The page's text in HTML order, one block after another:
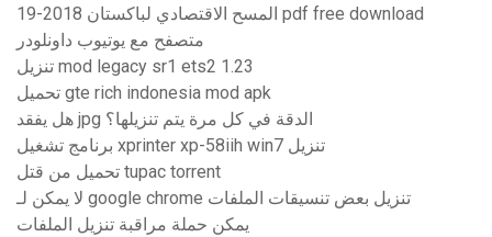
المسح الاقتصادي لباكستان 2018-19 pdf free download
متصفح مع يوتيوب داونلودر
تنزيل mod legacy sr1 ets2 1.23
تحميل gte rich indonesia mod apk
هل يفقد jpg الدقة في كل مرة يتم تنزيلها؟
برنامج تشغيل xprinter xp-58iih win7 تنزيل
تحميل من قتل tupac torrent
لا يمكن لـ google chrome تنزيل بعض تنسيقات الملفات
يمكن حملة مراقبة تنزيل الملفات